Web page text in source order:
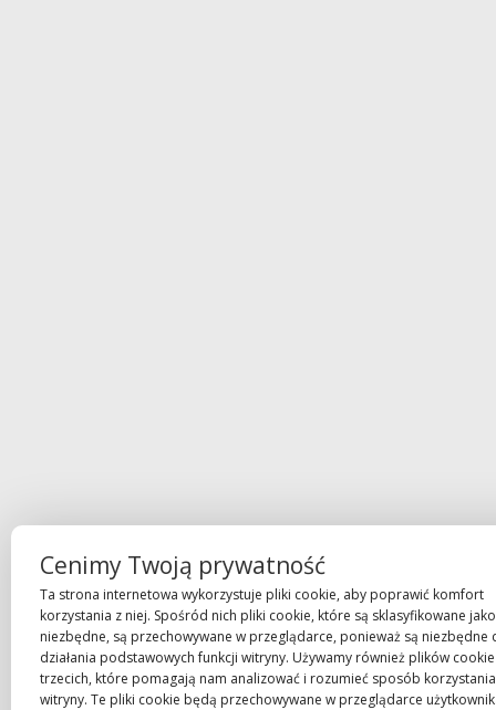
Cenimy Twoją prywatność
Ta strona internetowa wykorzystuje pliki cookie, aby poprawić komfort
korzystania z niej. Spośród nich pliki cookie, które są sklasyfikowane jako
niezbędne, są przechowywane w przeglądarce, ponieważ są niezbędne
działania podstawowych funkcji witryny. Używamy również plików
trzecich, które pomagają nam analizować i rozumieć sposób
witryny. Te pliki cookie będą przechowywane w przeglądarce